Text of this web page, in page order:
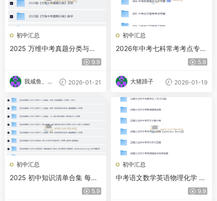
初中汇总
2025 万维中考真题分类与新
9.9
我咸鱼、我
2026-01-21
初中汇总
2026年中考七科常考考点专题
5.9
大猪蹄子 2026-01-19
初中汇总
2025 初中知识清单合集 每日
一练查漏补缺专享打印版）5.9
初中汇总
中考语文数学英语物理化学 百
9.9